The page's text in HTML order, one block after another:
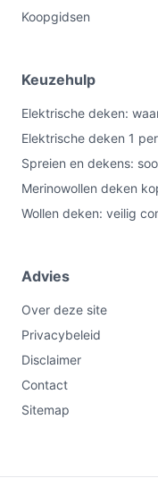
Koopgidsen
Keuzehulp
Elektrische deken:
Elektrische deken 1
Spreien en dekens:
Merinowollen deken
Wollen deken: veilig
Advies
Over deze site
Privacybeleid
Disclaimer
Contact
Sitemap